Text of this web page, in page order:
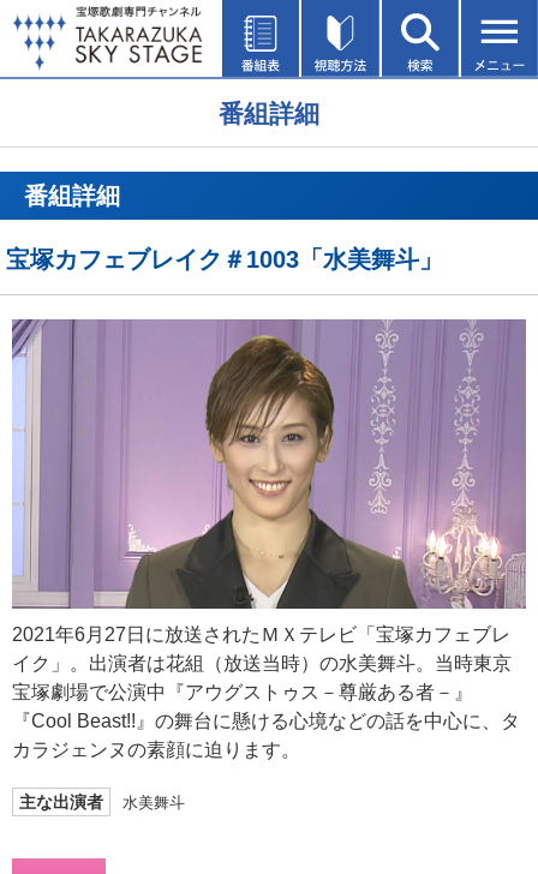
番組詳細
番組詳細
宝塚カフェブレイク＃1003「水美舞斗」
2021年6月27日に放送されたＭＸテレビ「宝塚カフェブレ
イク」。出演者は花組（放送当時）の水美舞斗。当時東京
宝塚劇場で公演中『アウグストゥス－尊厳ある者－』
『Cool Beast!!』の舞台に懸ける心境などの話を中心に、タ
カラジェンヌの素顔に迫ります。
主な出演者 水美舞斗